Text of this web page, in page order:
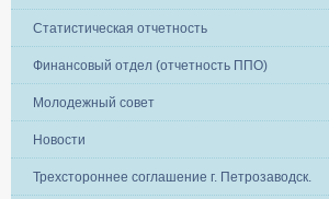
Статистическая отчетность
Финансовый отдел (отчетность ППО)
Молодежный совет
Новости
Трехстороннее соглашение г. Петрозаводск.